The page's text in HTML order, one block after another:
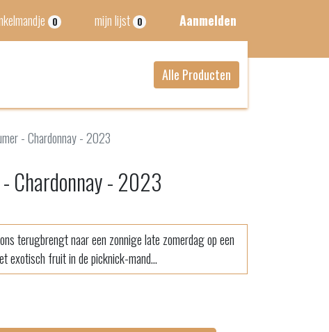
0 mijn lijst 0 Aanmelden
Alle Producten
- Chardonnay - 2023
Chardonnay - 2023
terugbrengt naar een zonnige late zomerdag op een
exotisch fruit in de picknick-mand...